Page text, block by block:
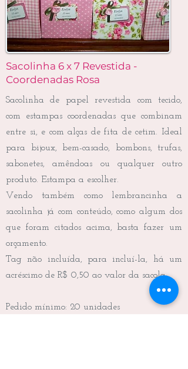
Sacolinha 6 x 7 Revestida -
Coordenadas Rosa
Sacolinha de papel revestida com tecido,
com estampas coordenadas que combinam
entre si, e com alças de fita de cetim. Ideal
para bijoux, bem-casado, bombons, trufas,
sabonetes, amêndoas ou qualquer outro
produto. Estampa a escolher.
Vendo também como lembrancinha a
sacolinha já com conteúdo, como algum dos
que foram citados acima, basta fazer um
orçamento.
Tag não incluída, para incluí-la, há um
acréscimo de R$ 0,50 ao valor da sacola.
Pedido mínimo: 20 unidades